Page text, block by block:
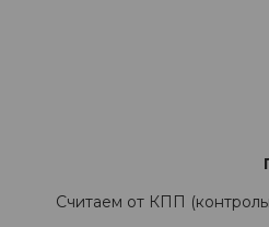
Считаем от КПП